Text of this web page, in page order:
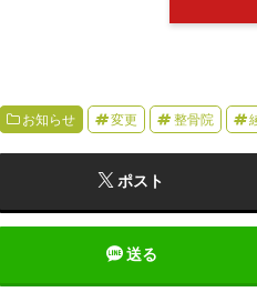
お知らせ 変更 整骨院
ポスト
送る